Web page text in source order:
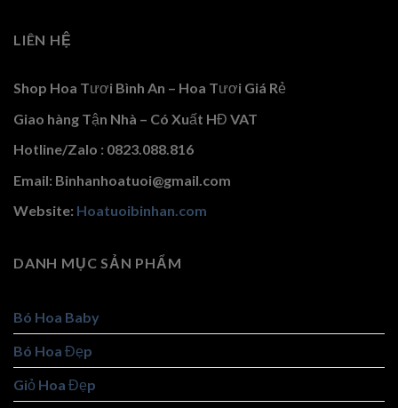
LIÊN HỆ
Shop Hoa Tươi Bình An – Hoa Tươi Giá Rẻ
Giao hàng Tận Nhà – Có Xuất HĐ VAT
Hotline/Zalo : 0823.088.816
Email: Binhanhoatuoi@gmail.com
Website: Hoatuoibinhan.com
DANH MỤC SẢN PHẨM
Bó Hoa Baby
Bó Hoa Đẹp
Giỏ Hoa Đẹp